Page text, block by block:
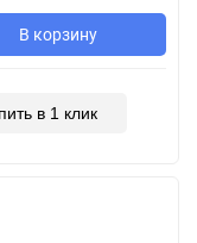
В корзину
в 1 клик